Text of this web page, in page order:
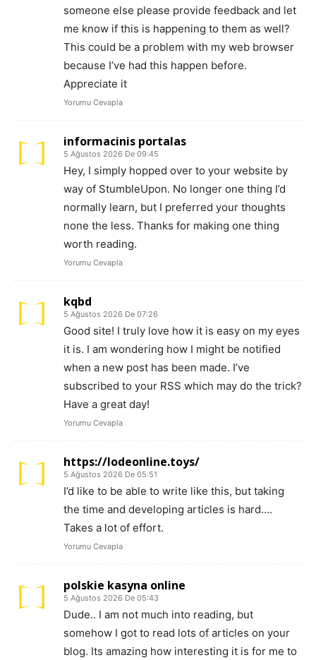
someone else please provide feedback and let
me know if this is happening to them as well?
This could be a problem with my web browser
because I’ve had this happen before.
Appreciate it
Yorumu Cevapla
informacinis portalas
5 Ağustos 2026 De 09:45
Hey, I simply hopped over to your website by
way of StumbleUpon. No longer one thing I’d
normally learn, but I preferred your thoughts
none the less. Thanks for making one thing
worth reading.
Yorumu Cevapla
kqbd
5 Ağustos 2026 De 07:26
Good site! I truly love how it is easy on my eyes
it is. I am wondering how I might be notified
when a new post has been made. I’ve
subscribed to your RSS which may do the trick?
Have a great day!
Yorumu Cevapla
https://lodeonline.toys/
5 Ağustos 2026 De 05:51
I’d like to be able to write like this, but taking
the time and developing articles is hard….
Takes a lot of effort.
Yorumu Cevapla
polskie kasyna online
5 Ağustos 2026 De 05:43
Dude.. I am not much into reading, but
somehow I got to read lots of articles on your
blog. Its amazing how interesting it is for me to